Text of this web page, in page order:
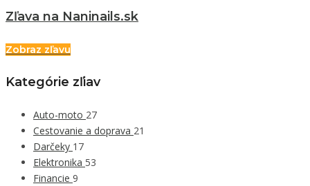
Zľava na Naninails.sk
Zobraz zľavu
Kategórie zľiav
Auto-moto 27
Cestovanie a doprava 21
Darčeky 17
Elektronika 53
Financie 9